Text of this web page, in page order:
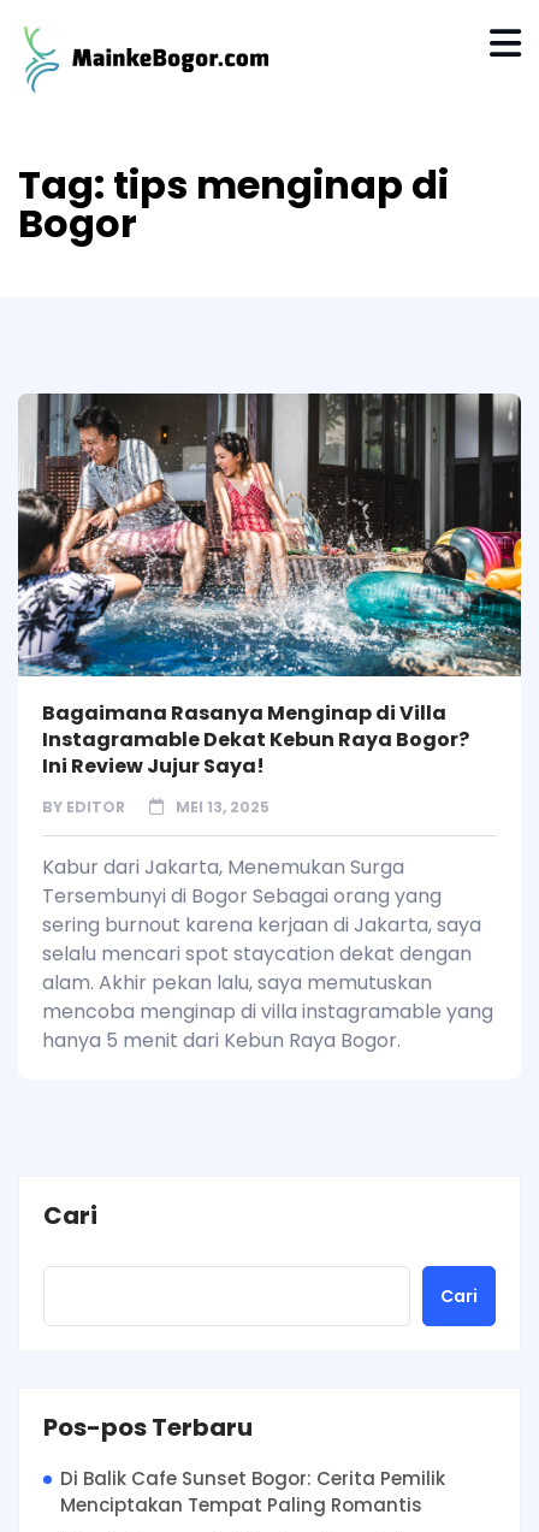
Tag: tips menginap di
Bogor
Bagaimana Rasanya Menginap di Villa
Instagramable Dekat Kebun Raya Bogor?
Ini Review Jujur Saya!
BY EDITOR MEI 13, 2025
Kabur dari Jakarta, Menemukan Surga
Tersembunyi di Bogor Sebagai orang yang
sering burnout karena kerjaan di Jakarta, saya
selalu mencari spot staycation dekat dengan
alam. Akhir pekan lalu, saya memutuskan
mencoba menginap di villa instagramable yang
hanya 5 menit dari Kebun Raya Bogor.
Cari
Cari
Pos-pos Terbaru
Di Balik Cafe Sunset Bogor: Cerita Pemilik
Menciptakan Tempat Paling Romantis